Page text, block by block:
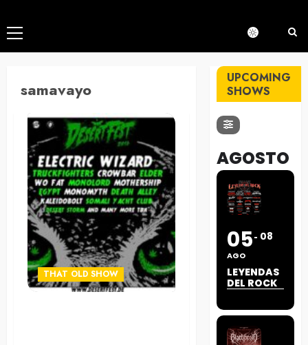
Menú
principal
samavayo
THAT OLD SHOW
UPCOMING
SHOWS
AGOSTO
05
AGO
08
LEYENDAS
DEL ROCK